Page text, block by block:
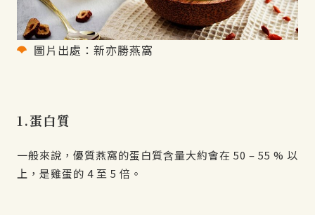
圖片出處：新亦勝燕窩
1.蛋白質
一般來說，優質燕窩的蛋白質含量大約會在 50 – 55 % 以
上，是雞蛋的 4 至 5 倍。